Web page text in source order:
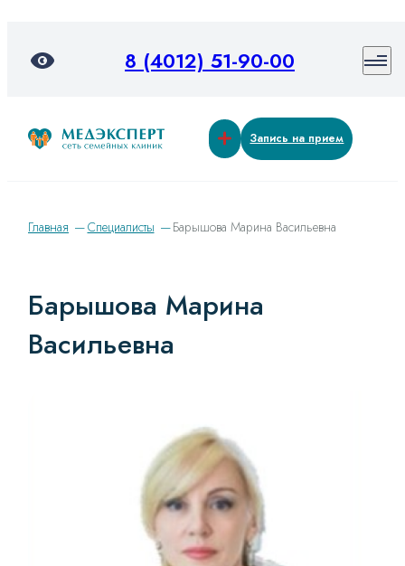
8 (4012) 51-90-00
Запись на прием
Главная Специалисты Барышова Марина Васильевна
Барышова Марина
Васильевна